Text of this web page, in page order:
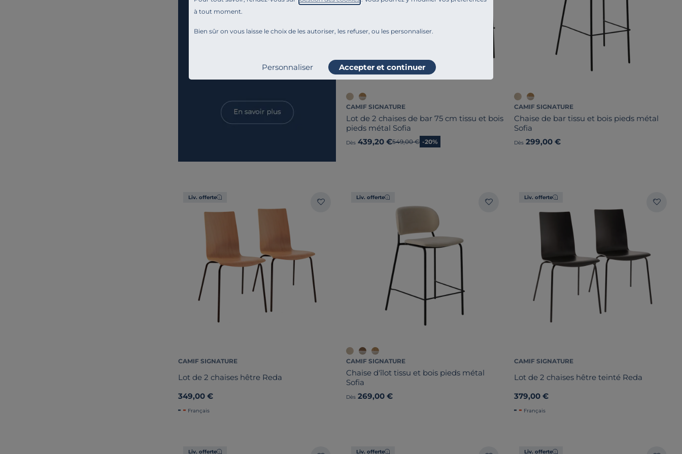
à tout moment.
Bien sûr on vous laisse le choix de les autoriser, les refuser, ou les personnaliser.
Personnaliser Accepter et continuer
CAMIF SIGNATURE
Lot de 2 chaises de bar 75 cm tissu et bois
pieds métal Sofia
Dès 439,20 €Ancien prix
549,00 € -20%
CAMIF SIGNATURE
Chaise de bar tissu et bois pieds métal
Sofia
Dès 299,00 €
Liv. offerte
CAMIF SIGNATURE
Lot de 2 chaises hêtre Reda
349,00 €
Français
Liv. offerte
CAMIF SIGNATURE
Chaise d'îlot tissu et bois pieds métal
Sofia
Dès 269,00 €
Liv. offerte
CAMIF SIGNATURE
Lot de 2 chaises hêtre teinté Reda
379,00 €
Français
Liv. offerte Liv. offerte Liv. offerte